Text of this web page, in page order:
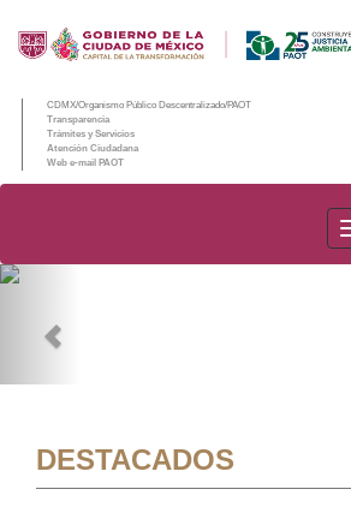
CDMX/Organismo Público Descentralizado/PAOT
Transparencia
Trámites y Servicios
Atención Ciudadana
Web e-mail PAOT
DESTACADOS